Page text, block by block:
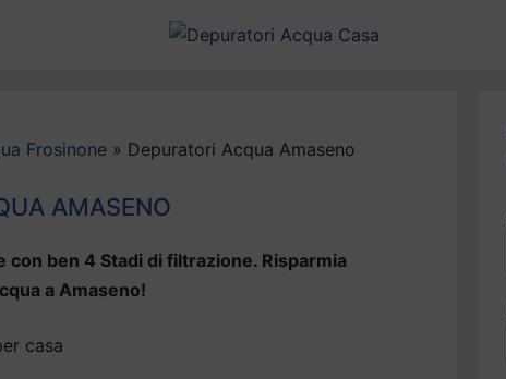
Frosinone » Depuratori Acqua Amaseno
AMASENO
con ben 4 Stadi di filtrazione. Risparmia
a Amaseno!